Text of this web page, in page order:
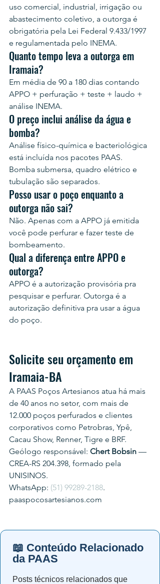
uso comercial, industrial, irrigação ou
abastecimento coletivo, a outorga é
obrigatória pela Lei Federal 9.433/1997
e regulamentada pelo INEMA.
Quanto tempo leva a outorga em
Iramaia?
Em média de 90 a 180 dias contando
APPO + perfuração + teste + laudo +
análise INEMA.
O preço inclui análise da água e
bomba?
Análise físico-química e bacteriológica
está incluída nos pacotes PAAS.
Bomba submersa, quadro elétrico e
tubulação são separados.
Posso usar o poço enquanto a
outorga não sai?
Não. Apenas com a APPO já emitida
você pode perfurar e fazer teste de
bombeamento.
Qual a diferença entre APPO e
outorga?
APPO é a autorização provisória pra
pesquisar e perfurar. Outorga é a
autorização definitiva pra usar a água
do poço.
Solicite seu orçamento em
Iramaia-BA
A PAAS Poços Artesianos atua há mais
de 40 anos no setor, com mais de
12.000 poços perfurados e clientes
corporativos como Petrobras, Ypê,
Cacau Show, Renner, Tigre e BRF.
Geólogo responsável: Chert Bobsin —
CREA-RS 204.398, formado pela
UNISINOS.
WhatsApp: (51) 99289-2188.
paaspocosartesianos.com
📖 Conteúdo Relacionado
da PAAS
Posts técnicos relacionados que